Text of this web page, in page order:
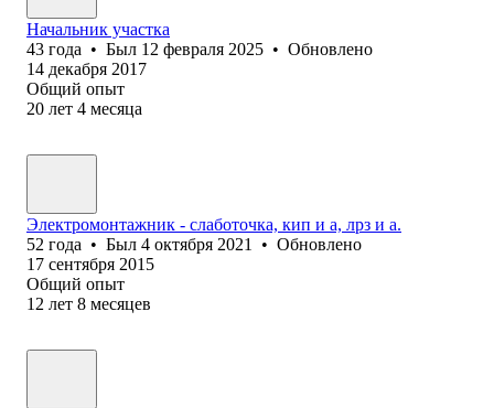
Начальник участка
43 года • Был 12 февраля 2025 • Обновлено
14 декабря 2017
Общий опыт
20 лет 4 месяца
Электромонтажник - слаботочка, кип и а, лрз и а.
52 года • Был 4 октября 2021 • Обновлено
17 сентября 2015
Общий опыт
12 лет 8 месяцев